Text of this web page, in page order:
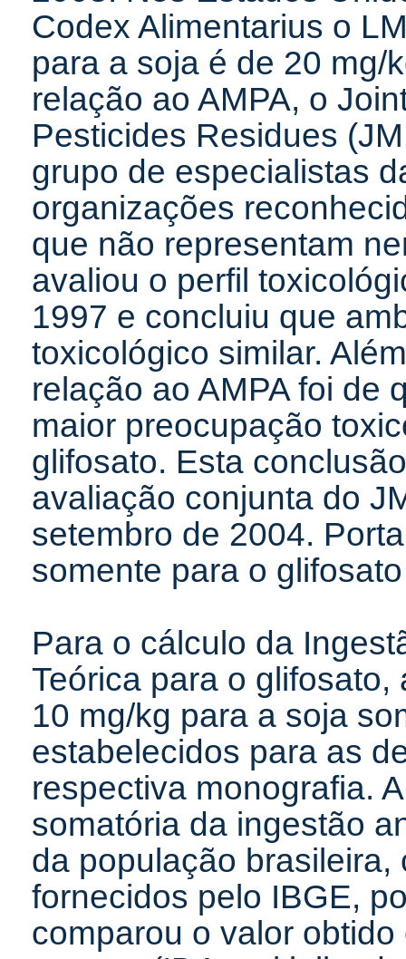
Codex Alimentarius o
para a soja é de 20 mg/
relação ao AMPA, o
Pesticides Residues
grupo de especialistas
organizações
que não representam
avaliou o perfil
1997 e concluiu que
toxicológico similar.
relação ao AMPA foi de
maior preocupação
glifosato. Esta
avaliação conjunta do
setembro de 2004.
somente para o
Para o cálculo da
Teórica para o
10 mg/kg para a soja
estabelecidos para as
respectiva monografia.
somatória da ingestão
da população
fornecidos pelo IBGE,
comparou o valor